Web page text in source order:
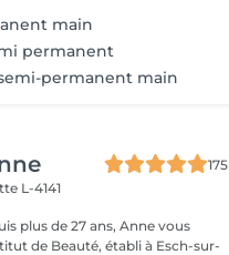
main
permanent
permanent main
175
L-4141
plus de 27 ans, Anne vous
de Beauté, établi à Esch-sur-